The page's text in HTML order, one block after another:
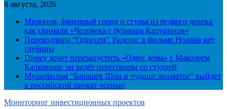
8 августа, 2026
Миронов, фанерный город и стулья из редкого дерева:
как снимали «Человека с бульвара Капуцинов»
Переводчица “Одиссеи” Уилсон: в фильме Нолана нет
глубины
Disney хочет перезапустить «Один дома» с Маколеем
Калкиным: он ведёт переговоры со студией
Мультфильм “Барашек Шон и чудище лохматое” выйдет
в российский прокат осенью
Мониторинг инвестиционных проектов